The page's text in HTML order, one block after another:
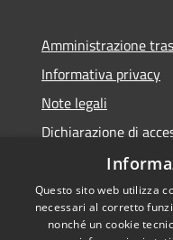
Amministrazione
Informativa privacy
Note legali
Dichiarazione di
Questo sito web utilizza
necessari al corretto
nonché un cookie